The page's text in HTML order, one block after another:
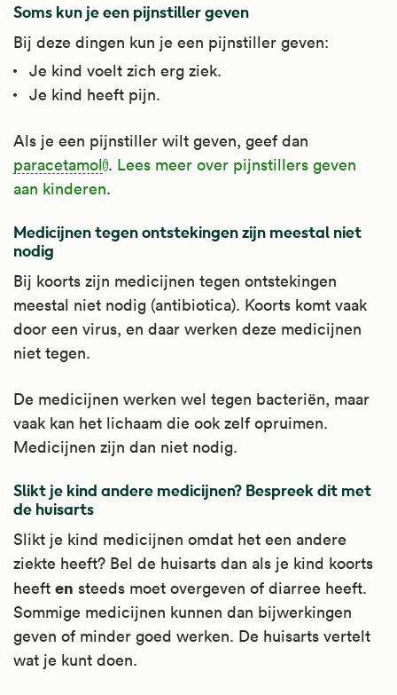
Soms kun je een pijnstiller geven
Bij deze dingen kun je een pijnstiller geven:
Je kind voelt zich erg ziek.
Je kind heeft pijn.
Als je een pijnstiller wilt geven, geef dan
paracetamol . Lees meer over pijnstillers geven
aan kinderen.
Medicijnen tegen ontstekingen zijn meestal niet
nodig
Bij koorts zijn medicijnen tegen ontstekingen
meestal niet nodig (antibiotica). Koorts komt vaak
door een virus, en daar werken deze medicijnen
niet tegen.
De medicijnen werken wel tegen bacteriën, maar
vaak kan het lichaam die ook zelf opruimen.
Medicijnen zijn dan niet nodig.
Slikt je kind andere medicijnen? Bespreek dit met
de huisarts
Slikt je kind medicijnen omdat het een andere
ziekte heeft? Bel de huisarts dan als je kind koorts
heeft en steeds moet overgeven of diarree heeft.
Sommige medicijnen kunnen dan bijwerkingen
geven of minder goed werken. De huisarts vertelt
wat je kunt doen.